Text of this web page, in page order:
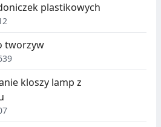
plastikowych
tworzyw
kloszy lamp z